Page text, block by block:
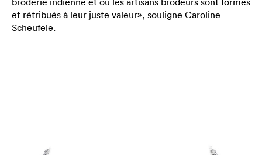
et rétribués à leur juste valeur», souligne Caroline
Scheufele.